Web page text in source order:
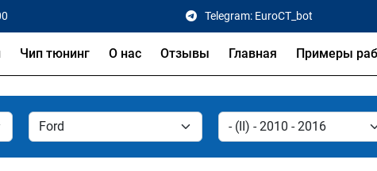
Telegram: EuroCT_bot
Чип тюнинг О нас Отзывы Главная Примеры